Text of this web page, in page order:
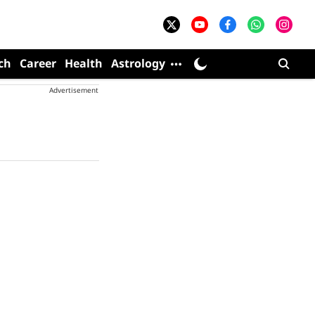
Career Health Astrology
Advertisement